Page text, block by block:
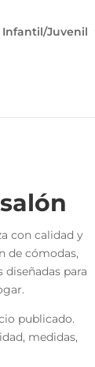
Infantil/Juvenil
con calidad y
de cómodas,
diseñadas para
publicado.
medidas,